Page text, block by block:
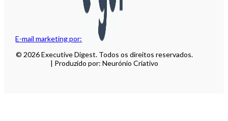
E-mail marketing por:
© 2026 Executive Digest. Todos os direitos reservados.
| Produzido por: Neurónio Criativo